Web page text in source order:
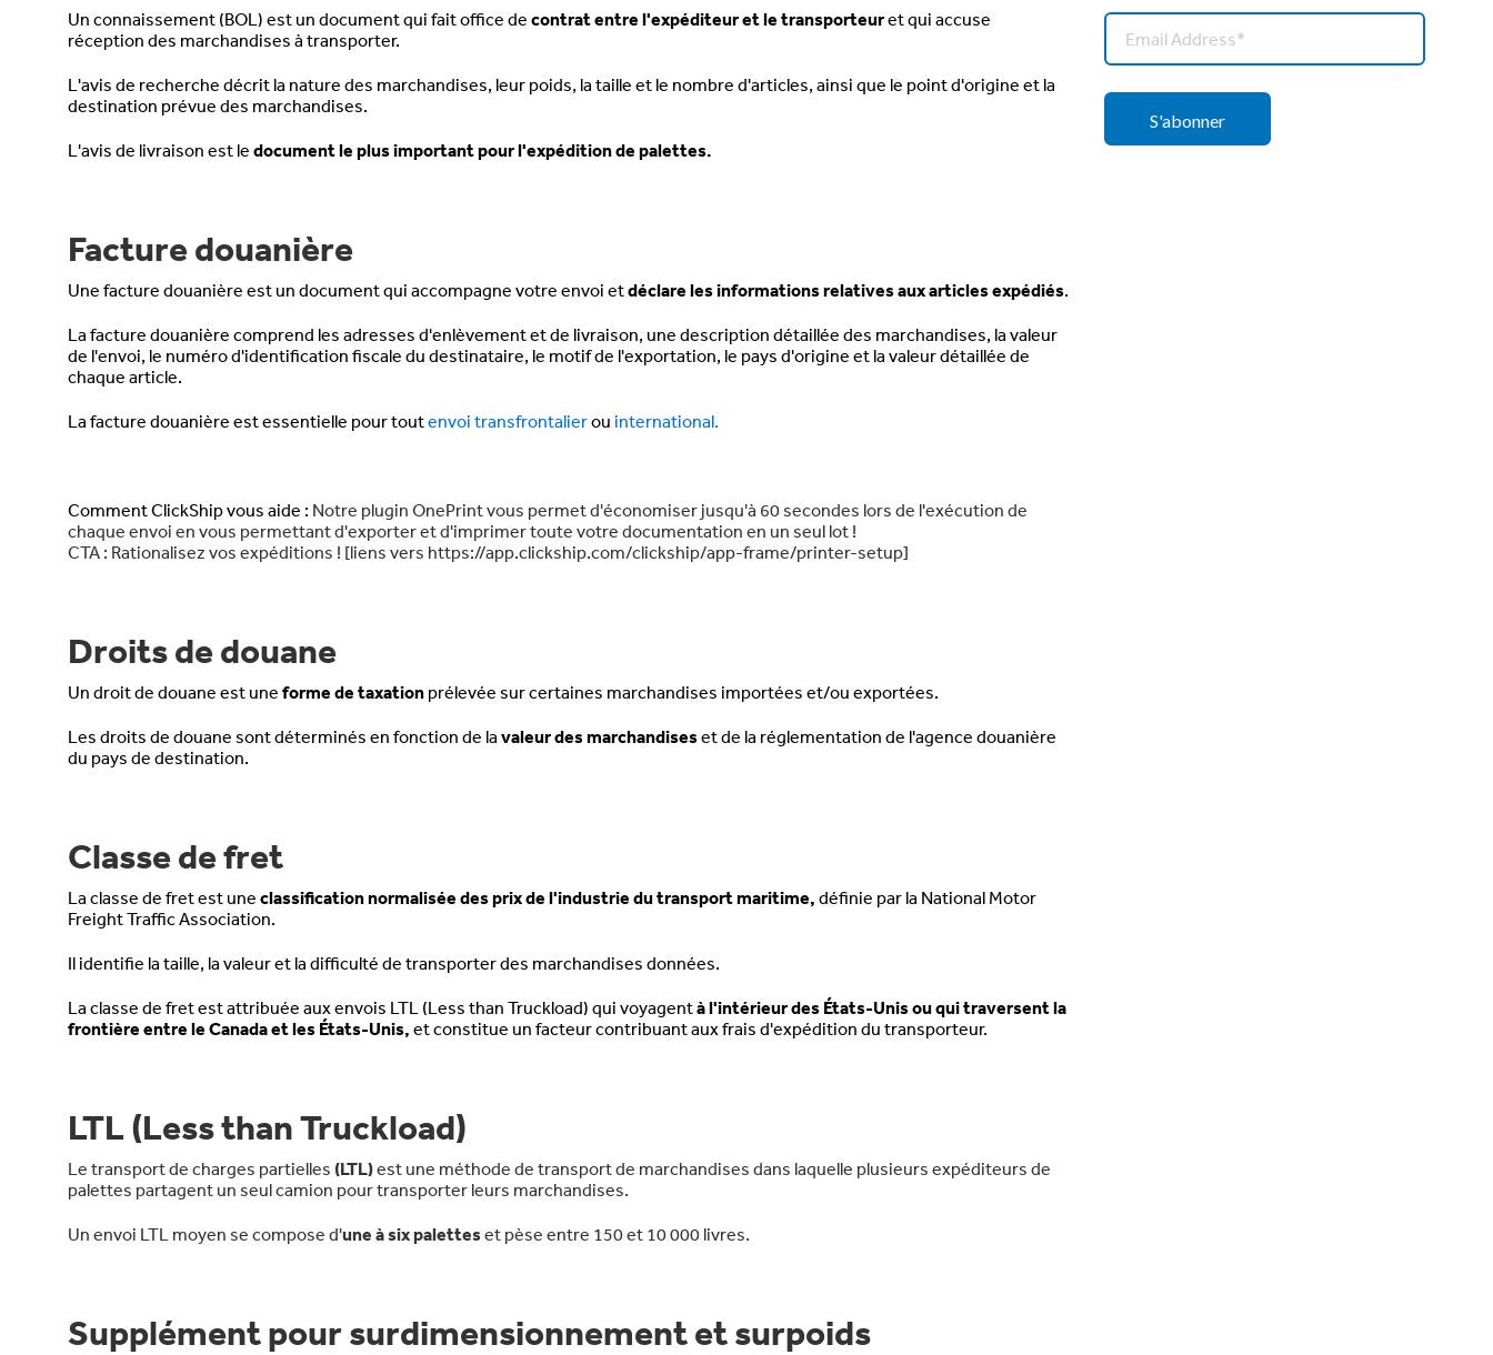
Un connaissement (BOL) est un document qui fait office de contrat entre l'expéditeur et le transporteuret qui accuse
réception des marchandises à transporter.
L'avis de recherche décrit la nature des marchandises, leur poids, la taille et le nombre d'articles, ainsi que le point d'origine et la
destination prévue des marchandises.
L'avis de livraison est le document le plus important pour l'expédition de palettes.
Facture douanière
Une facture douanière est un document qui accompagne votre envoi etdéclare les informations relatives aux articles expédiés.
La facture douanière comprend les adresses d'enlèvement et de livraison, une description détaillée des marchandises, la valeur
de l'envoi, le numéro d'identification fiscale du destinataire, le motif de l'exportation, le pays d'origine et la valeur détaillée de
chaque article.
La facture douanière est essentielle pour toutenvoi transfrontalierou international.
Comment ClickShip vous aide : Notre plugin OnePrint vous permet d'économiser jusqu'à 60 secondes lors de l'exécution de
chaque envoi en vous permettant d'exporter et d'imprimer toute votre documentation en un seul lot !
CTA : Rationalisez vos expéditions ! [liens vers https://app.clickship.com/clickship/app-frame/printer-setup]
Droits de douane
Un droit de douane est une forme de taxation prélevée sur certaines marchandises importées et/ou exportées.
Les droits de douane sont déterminés en fonction de la valeur des marchandiseset de la réglementation de l'agence douanière
du pays de destination.
Classe de fret
La classe de fret est une classification normalisée des prix de l'industrie du transport maritime, définie par la National Motor
Freight Traffic Association.
Il identifie la taille, la valeur et la difficulté de transporter des marchandises données.
La classe de fret est attribuée aux envois LTL (Less than Truckload) qui voyagentà l'intérieur des États-Unis ou qui traversent la
frontière entre le Canada et les États-Unis, et constitue un facteur contribuant aux frais d'expédition du transporteur.
LTL (Less than Truckload)
Le transport de charges partielles (LTL)est une méthode de transport de marchandises dans laquelle plusieurs expéditeurs de
palettes partagent un seul camion pour transporter leurs marchandises.
Un envoi LTL moyen se compose d'une à six paletteset pèse entre 150 et 10 000 livres.
Supplément pour surdimensionnement et surpoids